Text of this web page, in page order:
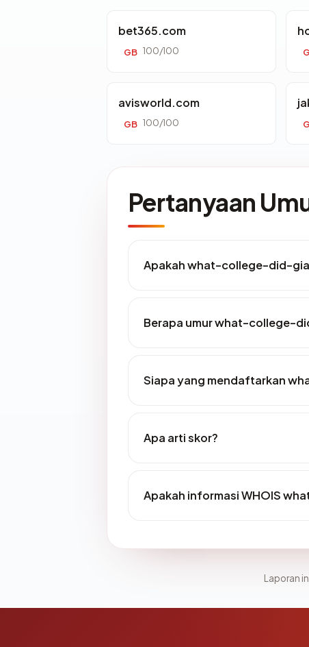
bet365.com
GB 100/100
avisworld.com
GB 100/100
Pertanyaan
Apakah what-college-did-
Berapa umur what-college-
Siapa yang mendaftarkan
Apa arti skor?
Apakah informasi WHOIS
Laporan